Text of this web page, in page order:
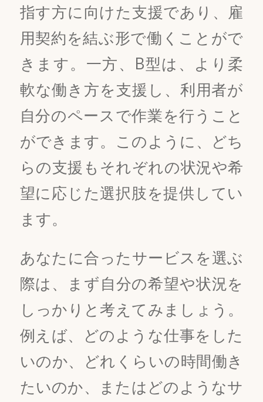
指す方に向けた支援であり、雇
用契約を結ぶ形で働くことがで
きます。一方、B型は、より柔
軟な働き方を支援し、利用者が
自分のペースで作業を行うこと
ができます。このように、どち
らの支援もそれぞれの状況や希
望に応じた選択肢を提供してい
ます。
あなたに合ったサービスを選ぶ
際は、まず自分の希望や状況を
しっかりと考えてみましょう。
例えば、どのような仕事をした
いのか、どれくらいの時間働き
たいのか、またはどのようなサ